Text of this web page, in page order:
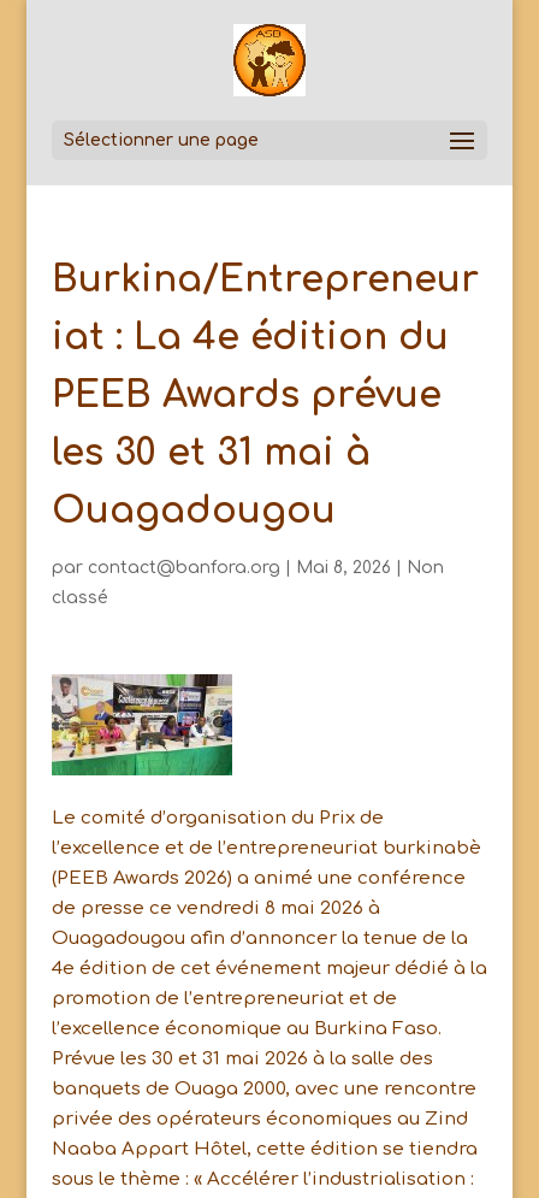
Sélectionner une page
Burkina/Entrepreneur
iat : La 4e édition du
PEEB Awards prévue
les 30 et 31 mai à
Ouagadougou
par contact@banfora.org Mai 8, 2026
Non
classé
Le comité d’organisation du Prix de
l’excellence et de l’entrepreneuriat burkinabè
(PEEB Awards 2026) a animé une conférence
de presse ce vendredi 8 mai 2026 à
Ouagadougou afin d’annoncer la tenue de la
4e édition de cet événement majeur dédié à la
promotion de l’entrepreneuriat et de
l’excellence économique au Burkina Faso.
Prévue les 30 et 31 mai 2026 à la salle des
banquets de Ouaga 2000, avec une rencontre
privée des opérateurs économiques au Zind
Naaba Appart Hôtel, cette édition se tiendra
sous le thème : « Accélérer l’industrialisation :